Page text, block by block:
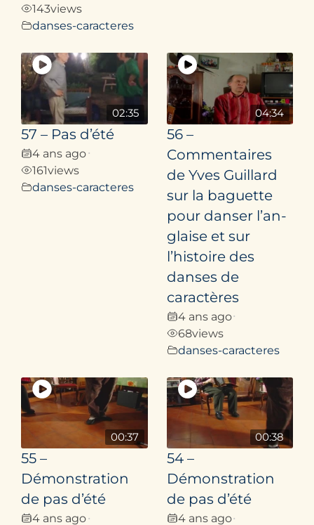
143views
danses-caracteres
02:35
57 – Pas d’été
4 ans ago•
161views
danses-caracteres
04:34
56 –
Commentaires
de Yves Guillard
sur la baguette
pour danser l’an­
glaise et sur
l’histoire des
danses de
caractères
4 ans ago•
68views
danses-caracteres
00:37
55 –
Démonstration
de pas d’été
4 ans ago•
00:38
54 –
Démonstration
de pas d’été
4 ans ago•